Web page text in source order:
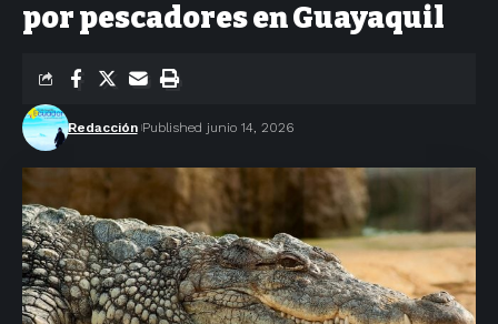
por pescadores en Guayaquil
Redacción Published junio 14, 2026